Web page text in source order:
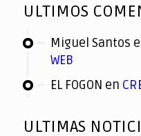
ULTIMOS
Miguel Santos
WEB
EL FOGON en
ULTIMAS